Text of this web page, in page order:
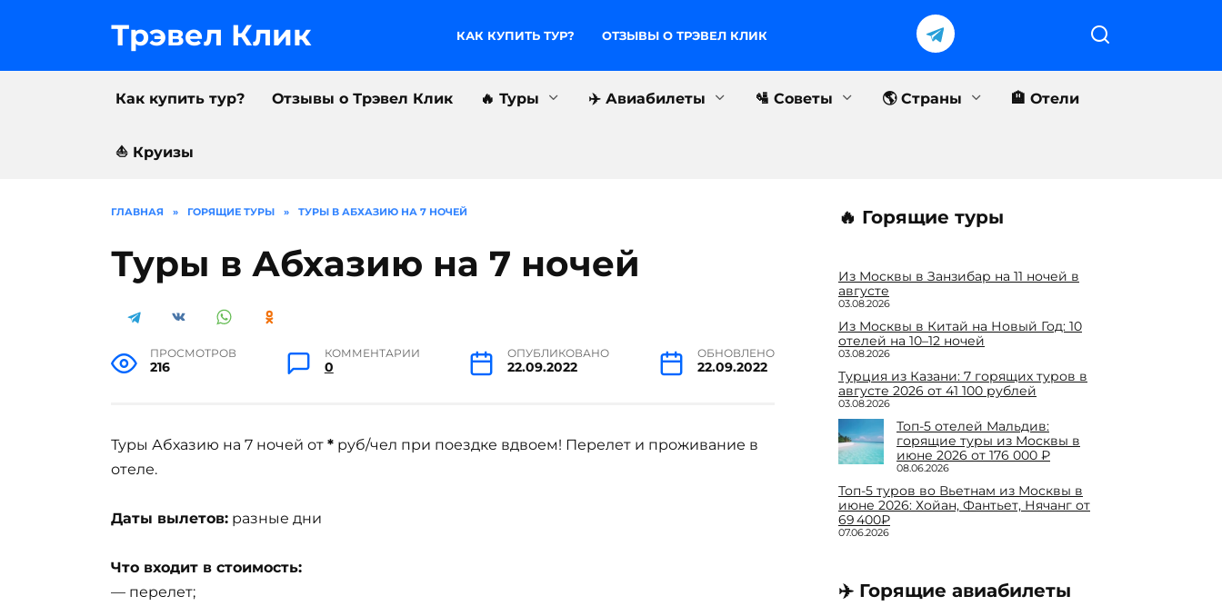
Трэвел Клик КАК КУПИТЬ ТУР? ОТЗЫВЫ О ТРЭВЕЛ КЛИК
Как купить тур? Отзывы о Трэвел Клик 🔥 Туры ✈️ Авиабилеты 🛂 Советы 🌎 Страны 🏨 Отели
⛵️ Круизы
ГЛАВНАЯ » ГОРЯЩИЕ ТУРЫ » ТУРЫ В АБХАЗИЮ НА 7 НОЧЕЙ
Туры в Абхазию на 7 ночей
ПРОСМОТРОВ
216
КОММЕНТАРИИ
0
ОПУБЛИКОВАНО
22.09.2022
ОБНОВЛЕНО
22.09.2022
Туры Абхазию на 7 ночей от * руб/чел при поездке вдвоем! Перелет и проживание в
отеле.
Даты вылетов: разные дни
Что входит в стоимость:
— перелет;
🔥 Горящие туры
Из Москвы в Занзибар на 11 ночей в
августе
03.08.2026
Из Москвы в Китай на Новый Год: 10
отелей на 10–12 ночей
03.08.2026
Турция из Казани: 7 горящих туров в
августе 2026 от 41 100 рублей
03.08.2026
Топ-5 отелей Мальдив:
горящие туры из Москвы в
июне 2026 от 176 000 ₽
08.06.2026
Топ-5 туров во Вьетнам из Москвы в
июне 2026: Хойан, Фантьет, Нячанг от
69 400₽
07.06.2026
✈️ Горящие авиабилеты